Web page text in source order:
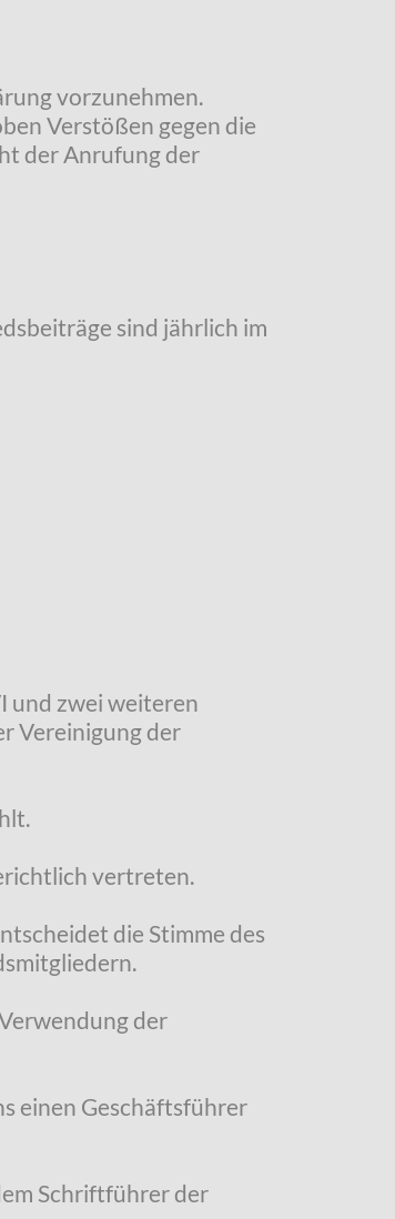
vorzunehmen.
Verstößen gegen die
der Anrufung der
sind jährlich im
und zwei weiteren
Vereinigung der
vertreten.
die Stimme des
der
einen Geschäftsführer
Schriftführer der